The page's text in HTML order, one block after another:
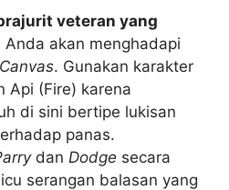
veteran yang
Anda akan menghadapi
. Gunakan karakter
Api (Fire) karena
di sini bertipe lukisan
panas.
dan Dodge secara
serangan balasan yang